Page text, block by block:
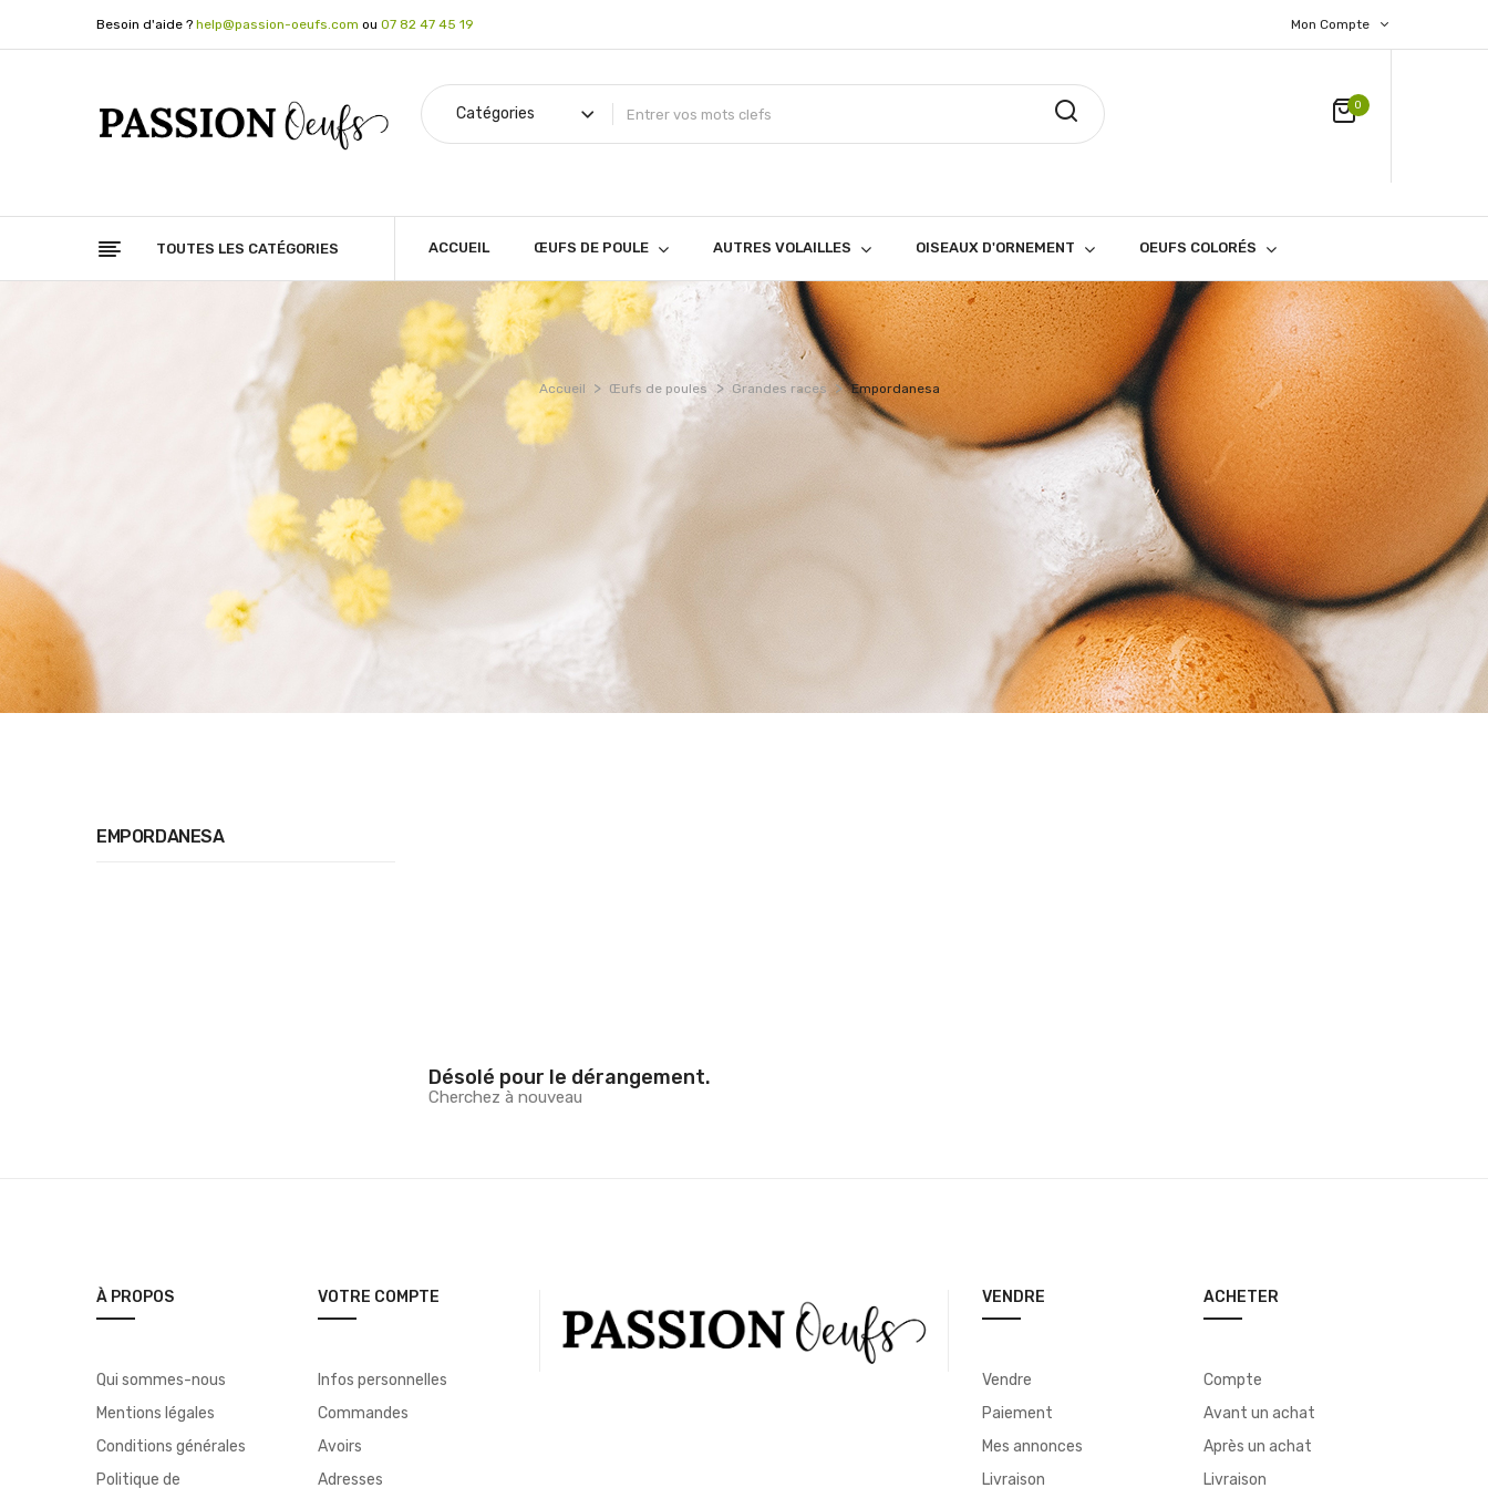
Mon Compte
Besoin d'aide ? help@passion-oeufs.com ou 07 82 47 45 19
0
TOUTES LES CATÉGORIES ACCUEIL ŒUFS DE POULE AUTRES VOLAILLES OISEAUX D'ORNEMENT OEUFS COLORÉS
Accueil Œufs de poules Grandes races Empordanesa
EMPORDANESA
Désolé pour le dérangement.
Cherchez à nouveau
À PROPOS
Qui sommes-nous
Mentions légales
Conditions générales
Politique de
VOTRE COMPTE
Infos personnelles
Commandes
Avoirs
Adresses
VENDRE
Vendre
Paiement
Mes annonces
Livraison
ACHETER
Compte
Avant un achat
Après un achat
Livraison